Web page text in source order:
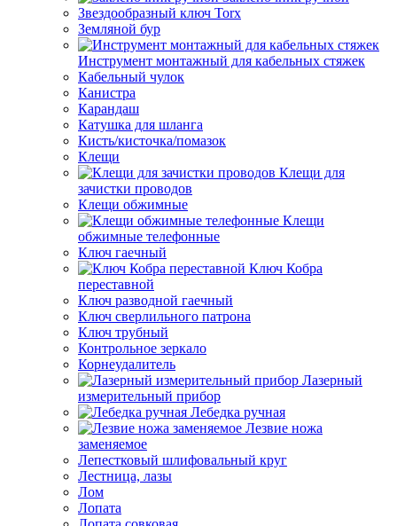
Звездообразный ключ Torx
Земляной бур
Инструмент монтажный для кабельных стяжек
Кабельный чулок
Канистра
Карандаш
Катушка для шланга
Кисть/кисточка/помазок
Клещи
Клещи для
зачистки проводов
Клещи обжимные
Клещи
обжимные телефонные
Ключ гаечный
Ключ Кобра
переставной
Ключ разводной гаечный
Ключ сверлильного патрона
Ключ трубный
Контрольное зеркало
Корнеудалитель
Лазерный
измерительный прибор
Лебедка ручная
Лезвие ножа
заменяемое
Лепестковый шлифовальный круг
Лестница, лазы
Лом
Лопата